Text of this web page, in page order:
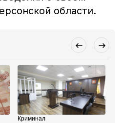
области.
Криминал